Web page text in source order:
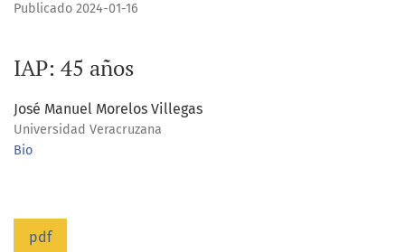
IAP: 45 años
Publicado 2024-01-16
José Manuel Morelos Villegas
Universidad Veracruzana
Bio
pdf